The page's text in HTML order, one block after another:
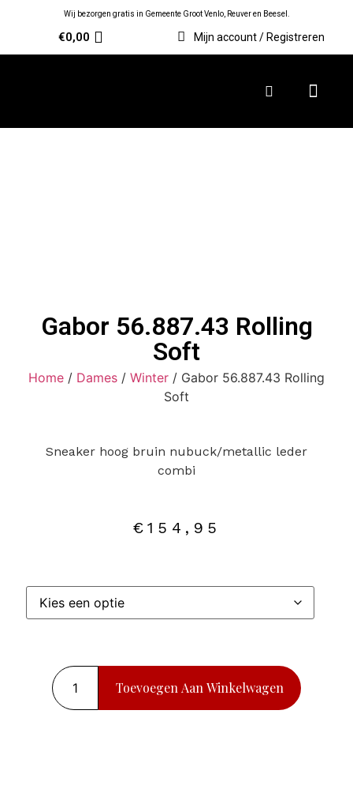
Wij bezorgen gratis in Gemeente Groot Venlo, Reuver en Beesel.
€0,00 Mijn account / Registreren
Gabor 56.887.43 Rolling
Soft
Home / Dames / Winter / Gabor 56.887.43 Rolling
Soft
Sneaker hoog bruin nubuck/metallic leder
combi
€ 154,95
Toevoegen Aan Winkelwagen